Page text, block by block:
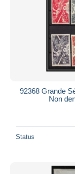
Visa
Gesamte Auswahl
Wohnsitz des
92368 Grande
Non
Status